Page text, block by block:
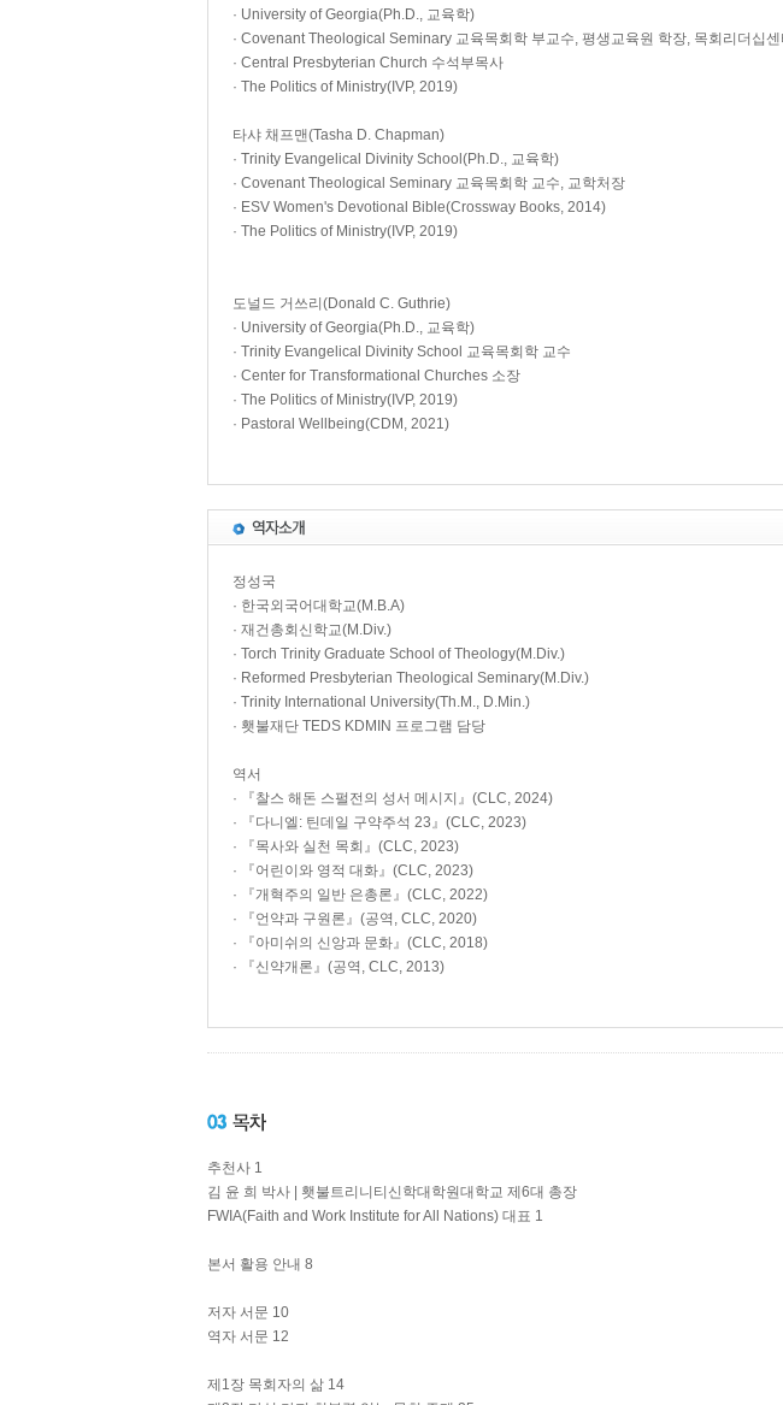
· University of Georgia(Ph.D., 교육학)
· Covenant Theological Seminary 교육목회학 부교수, 평생교육원 학장, 목회리더십센
· Central Presbyterian Church 수석부목사
· The Politics of Ministry(IVP, 2019)
타샤 채프맨(Tasha D. Chapman)
· Trinity Evangelical Divinity School(Ph.D., 교육학)
· Covenant Theological Seminary 교육목회학 교수, 교학처장
· ESV Women's Devotional Bible(Crossway Books, 2014)
· The Politics of Ministry(IVP, 2019)
도널드 거쓰리(Donald C. Guthrie)
· University of Georgia(Ph.D., 교육학)
· Trinity Evangelical Divinity School 교육목회학 교수
· Center for Transformational Churches 소장
· The Politics of Ministry(IVP, 2019)
· Pastoral Wellbeing(CDM, 2021)
정성국
· 한국외국어대학교(M.B.A)
· 재건총회신학교(M.Div.)
· Torch Trinity Graduate School of Theology(M.Div.)
· Reformed Presbyterian Theological Seminary(M.Div.)
· Trinity International University(Th.M., D.Min.)
· 횃불재단 TEDS KDMIN 프로그램 담당
역서
· 『찰스 해돈 스펄전의 성서 메시지』(CLC, 2024)
· 『다니엘: 틴데일 구약주석 23』(CLC, 2023)
· 『목사와 실천 목회』(CLC, 2023)
· 『어린이와 영적 대화』(CLC, 2023)
· 『개혁주의 일반 은총론』(CLC, 2022)
· 『언약과 구원론』(공역, CLC, 2020)
· 『아미쉬의 신앙과 문화』(CLC, 2018)
· 『신약개론』(공역, CLC, 2013)
추천사 1
김 윤 희 박사 | 횃불트리니티신학대학원대학교 제6대 총장
FWIA(Faith and Work Institute for All Nations) 대표 1
본서 활용 안내 8
저자 서문 10
역자 서문 12
제1장 목회자의 삶 14